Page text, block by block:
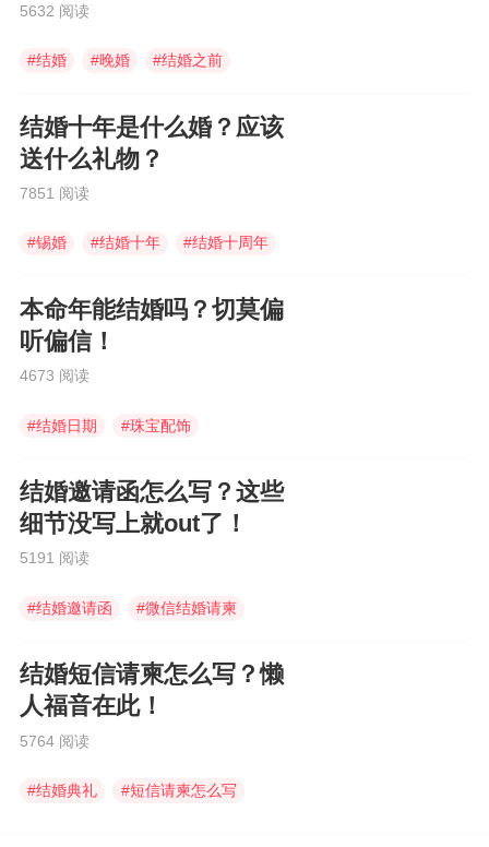
5632 阅读
#结婚 #晚婚 #结婚之前
结婚十年是什么婚？应该
送什么礼物？
7851 阅读
#锡婚 #结婚十年 #结婚十周年
本命年能结婚吗？切莫偏
听偏信！
4673 阅读
#结婚日期 #珠宝配饰
结婚邀请函怎么写？这些
细节没写上就out了！
5191 阅读
#结婚邀请函 #微信结婚请柬
结婚短信请柬怎么写？懒
人福音在此！
5764 阅读
#结婚典礼 #短信请柬怎么写